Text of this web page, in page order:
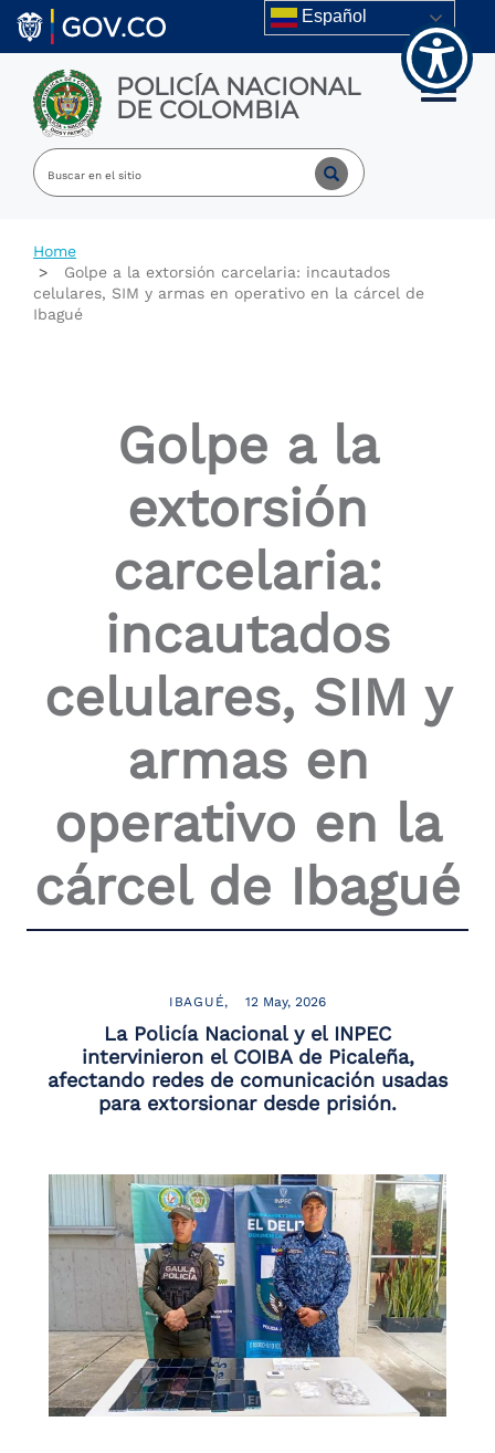
Welcome
All
Accessibility
screen
reader.
Accessibility
screen
Skip to main content Español
POLICÍA NACIONAL
DE COLOMBIA Toggle
Home
Golpe a la extorsión carcelaria: incautados
celulares, SIM y armas en operativo en la cárcel de
Ibagué
Golpe a la
extorsión
carcelaria:
incautados
celulares, SIM y
armas en
operativo en la
cárcel de Ibagué
IBAGUÉ 12 May, 2026
La Policía Nacional y el INPEC
intervinieron el COIBA de Picaleña,
afectando redes de comunicación usadas
para extorsionar desde prisión.